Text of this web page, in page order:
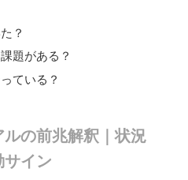
？
題がある？
ている？
の前兆解釈｜状況
サイン